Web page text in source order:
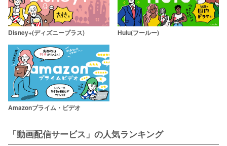
Disney+(ディズニープラス) Hulu(フールー)
Amazonプライム・ビデオ
「動画配信サービス」の人気ランキング